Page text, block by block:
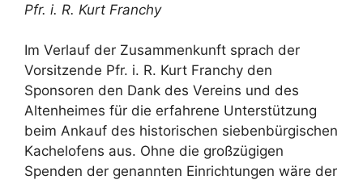
Pfr. i. R. Kurt Franchy
Im Verlauf der Zusammenkunft sprach der
Vorsitzende Pfr. i. R. Kurt Franchy den
Sponsoren den Dank des Vereins und des
Altenheimes für die erfahrene Unterstützung
beim Ankauf des historischen siebenbürgischen
Kachelofens aus. Ohne die großzügigen
Spenden der genannten Einrichtungen wäre der